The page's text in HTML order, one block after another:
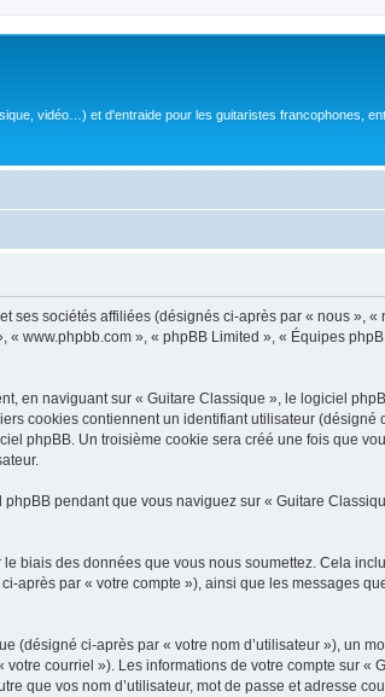
vidéo…) et d'entraide pour les guitaristes francophones,
ses sociétés affiliées (désignés ci-après par « nous »,
www.phpbb.com », « phpBB Limited », « Équipes
en naviguant sur « Guitare Classique », le logiciel
cookies contiennent un identifiant utilisateur
phpBB. Un troisième cookie sera créé une fois que
pendant que vous naviguez sur « Guitare
biais des données que vous nous soumettez. Cela
après par « votre compte »), ainsi que les messages
(désigné ci-après par « votre nom d’utilisateur »), un
courriel »). Les informations de votre compte sur
que vos nom d’utilisateur, mot de passe et adresse